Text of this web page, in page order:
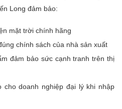
Long đảm bảo:
mặt trời chính hãng
chính sách của nhà sản xuất
đảm bảo sức cạnh tranh trên thị
cho doanh nghiệp đại lý khi nhập